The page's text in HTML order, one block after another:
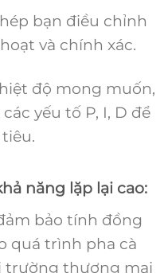
bạn điều chỉnh
và chính xác.
độ mong muốn,
yếu tố P, I, D để
năng lặp lại cao:
bảo tính đồng
quá trình pha cà
trường thương mại